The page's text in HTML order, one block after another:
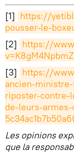
[1] https://
pousser-le-
[2] https://
[3] https://
ancien-
riposter-contre-
de-leurs-
Les opinions
que la